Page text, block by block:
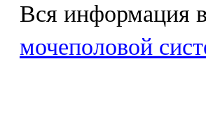
Вся информация в
мочеполовой